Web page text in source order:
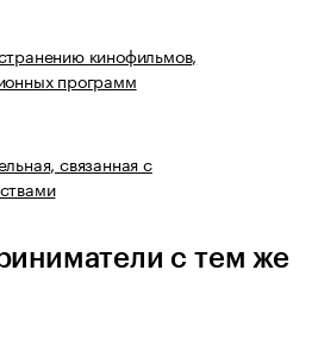
кинофильмов,
программ
связанная с
с тем же